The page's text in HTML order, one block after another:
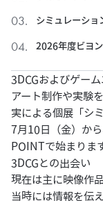
シミュレーショ
2026年度ビヨ
3DCGおよびゲー
アート制作や実験
実による個展「
7月10日（金）か
POINTで始まります
3DCGとの出会い
現在は主に映像作
当時には情報を伝